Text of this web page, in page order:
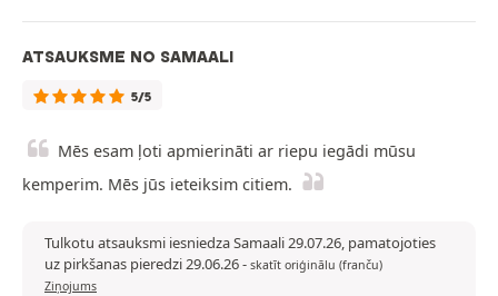
ATSAUKSME NO SAMAALI
5/5
Mēs esam ļoti apmierināti ar riepu iegādi mūsu
kemperim. Mēs jūs ieteiksim citiem.
Tulkotu atsauksmi iesniedza Samaali 29.07.26, pamatojoties
uz pirkšanas pieredzi 29.06.26- skatīt oriģinālu (franču)
Ziņojums